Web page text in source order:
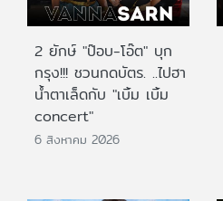
2 ยักษ์ "ป๊อบ-โอ๊ต" บุก
กรุง!!! ชวนกดบัตร. ..ไปฮา
น้ำตาเล็ดกับ "เบิ้ม เบิ้ม
concert"
6 สิงหาคม 2026